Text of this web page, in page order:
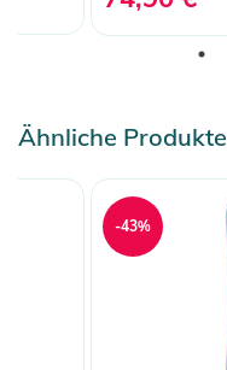
Ähnliche Produkte
-43%